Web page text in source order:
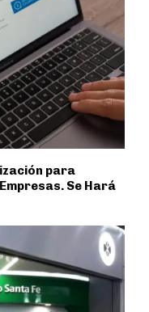
para
Se Hará